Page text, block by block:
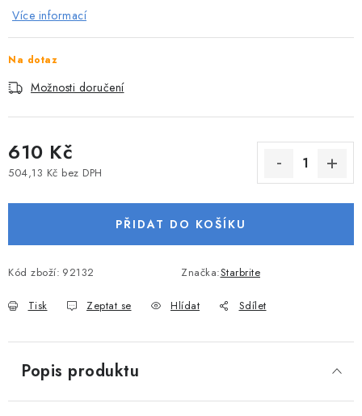
VODNÍ SKŮTRY
VODNÍ SPORTY
PŘÍSLUŠENSTVÍ K ČLUNŮM
PŘÍSLUŠENSTVÍ K MOTORŮM
PŘÍVĚSY K LODÍM
Více informací
Na dotaz
Možnosti doručení
610 Kč
504,13 Kč bez DPH
PŘIDAT DO KOŠÍKU
Kód zboží: 92132 Značka:Starbrite
Tisk Zeptat se Hlídat Sdílet
Popis produktu